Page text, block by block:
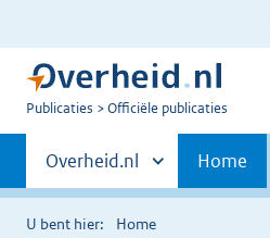
U
Publicaties Officiële publicaties
Primaire
navigatie
Andere
sites
binnen
Overheid.nl Home
U bent hier: Home